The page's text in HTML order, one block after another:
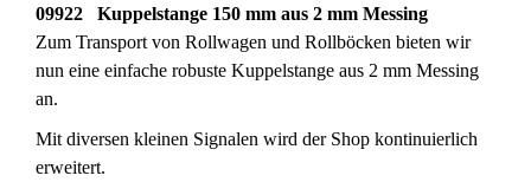
09922 Kuppelstange 150 mm aus 2 mm Messing
Zum Transport von Rollwagen und Rollböcken bieten wir
nun eine einfache robuste Kuppelstange aus 2 mm Messing
an.
Mit diversen kleinen Signalen wird der Shop kontinuierlich
erweitert.